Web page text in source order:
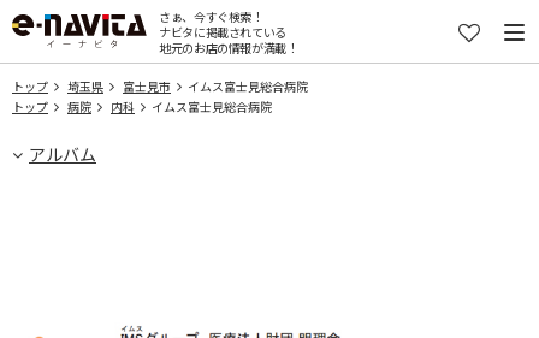
さぁ、今すぐ検索！
ナビタに掲載されている
地元のお店の情報が満載！
トップ 埼玉県 富士見市
イムス富士見総合病院
トップ
病院 内科 イムス富士見総合病院
アルバム